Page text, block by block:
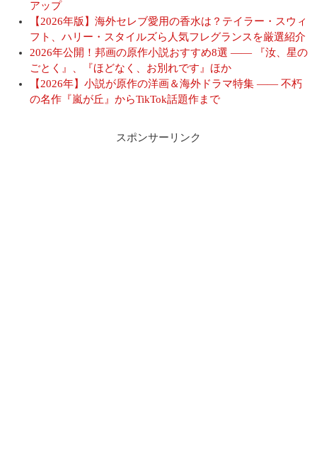
アップ
【2026年版】海外セレブ愛用の香水は？テイラー・スウィ
フト、ハリー・スタイルズら人気フレグランスを厳選紹介
2026年公開！邦画の原作小説おすすめ8選 ―― 『汝、星の
ごとく』、『ほどなく、お別れです』ほか
【2026年】小説が原作の洋画＆海外ドラマ特集 ―― 不朽
の名作『嵐が丘』からTikTok話題作まで
スポンサーリンク